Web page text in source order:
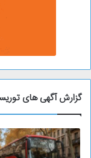
گزارش آگهی های